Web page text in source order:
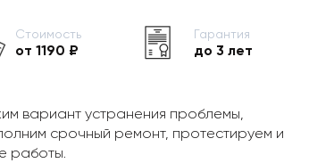
Стоимость
от 1190 ₽
Гарантия
до 3 лет
вариант устранения проблемы,
срочный ремонт, протестируем и
работы.